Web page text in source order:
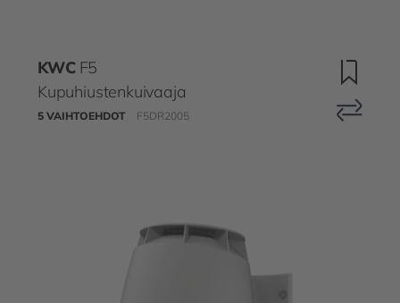
KWC F5
Kupuhiustenkuivaaja
5 VAIHTOEHDOT F5DR2005